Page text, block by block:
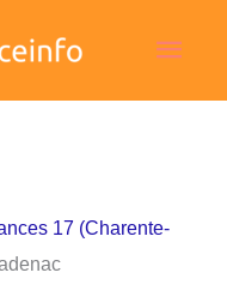
17 (Charente-